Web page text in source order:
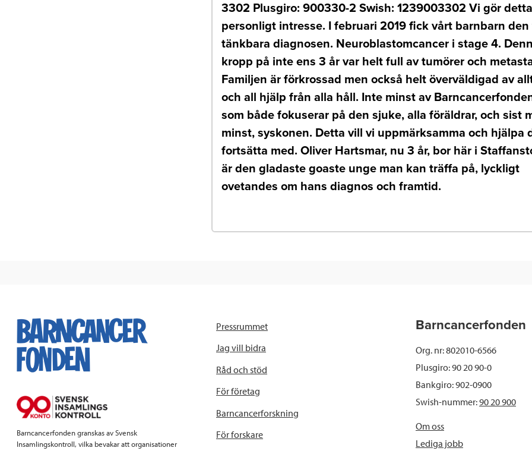
3302 Plusgiro: 900330-2 Swish: 1239003302 Vi gör
personligt intresse. I februari 2019 fick vårt barnbarn den
tänkbara diagnosen. Neuroblastomcancer i stage 4.
kropp på inte ens 3 år var helt full av tumörer och
Familjen är förkrossad men också helt överväldigad av
och all hjälp från alla håll. Inte minst av
som både fokuserar på den sjuke, alla föräldrar, och sist
minst, syskonen. Detta vill vi uppmärksamma och hjälpa
fortsätta med. Oliver Hartsmar, nu 3 år, bor här i
är den gladaste goaste unge man kan träffa på, lyckligt
ovetandes om hans diagnos och framtid.
Barncancerfonden granskas av Svensk
Insamlingskontroll, vilka bevakar att organisationer
Pressrummet
Jag vill bidra
Råd och stöd
För företag
Barncancerforskning
För forskare
Barncancerfonden
Org. nr: 802010-6566
Plusgiro: 90 20 90-0
Bankgiro: 902-0900
Swish-nummer:90 20 900
Om oss
Lediga jobb